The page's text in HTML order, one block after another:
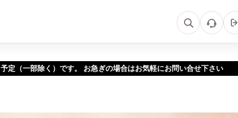
予定（一部除く）です。 お急ぎの場合はお気軽にお問い合せ下さい